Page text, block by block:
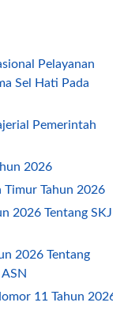
Pelayanan
Sel Hati Pada
Pemerintah
2026
Timur Tahun 2026
2026 Tentang SKJ
2026 Tentang
11 Tahun 2026